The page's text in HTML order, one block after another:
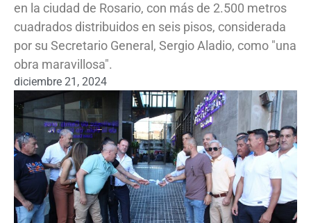
en la ciudad de Rosario, con más de 2.500 metros
cuadrados distribuidos en seis pisos, considerada
por su Secretario General, Sergio Aladio, como "una
obra maravillosa".
diciembre 21, 2024